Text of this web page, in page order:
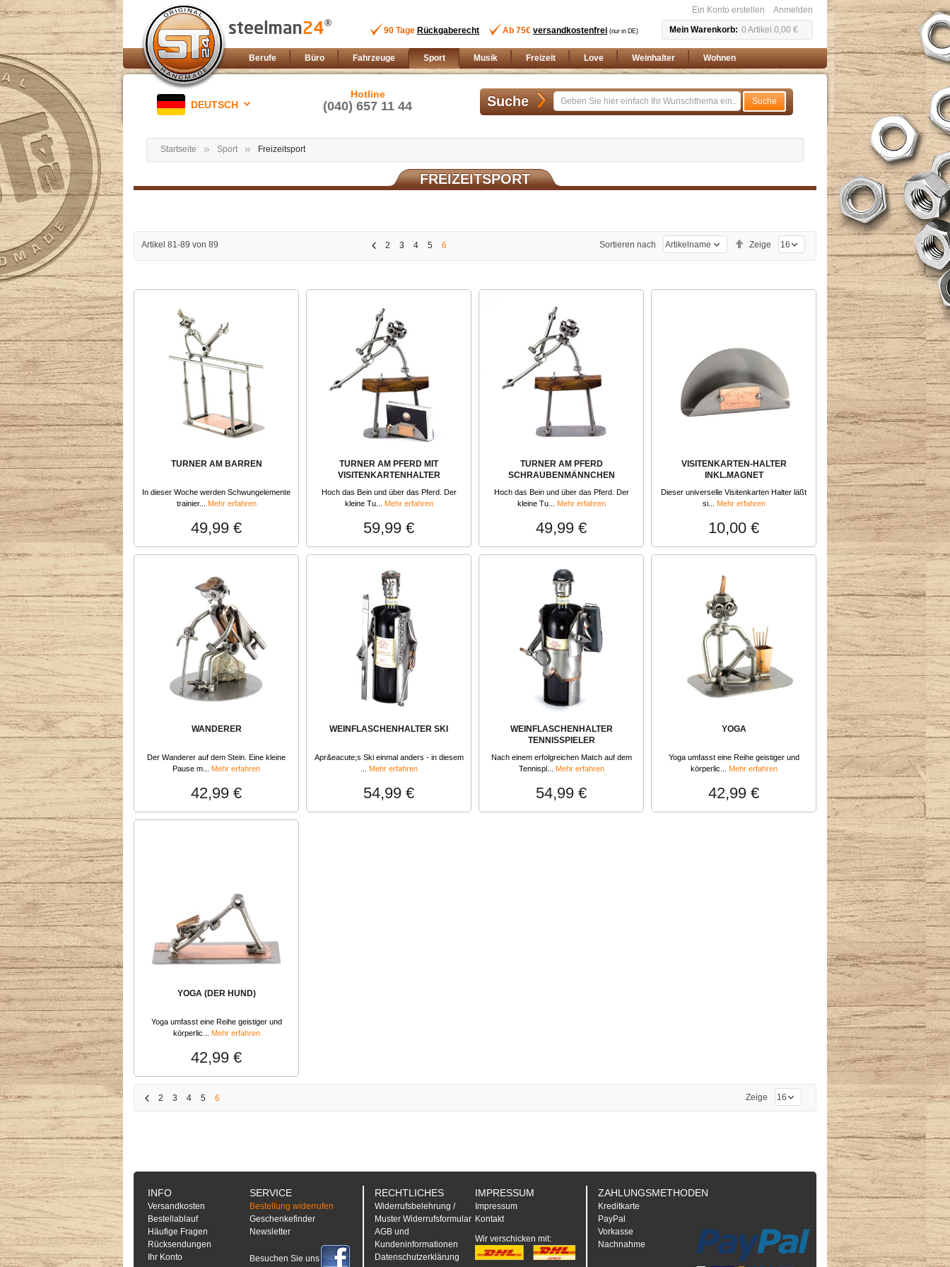
90 Tage Rückgaberecht Ab 75€ versandkostenfrei (nur in DE)
Anmelden
Ein Konto erstellen
Mein Warenkorb
0 Artikel 0,00 €
Berufe Büro Fahrzeuge Sport Musik Freizeit Love Weinhalter Wohnen
DEUTSCH
Hotline
(040) 657 11 44 Suche Suche
Startseite Sport Freizeitsport
FREIZEITSPORT
Artikel 81-89 von 89 2 3 4 5 6 Zeige
Sortieren nach
Absteigend
sortieren
TURNER AM BARREN
In dieser Woche werden Schwungelemente
trainier... Mehr erfahren
49,99 €
TURNER AM PFERD MIT
VISITENKARTENHALTER
Hoch das Bein und über das Pferd. Der
kleine Tu... Mehr erfahren
59,99 €
TURNER AM PFERD
SCHRAUBENMÄNNCHEN
Hoch das Bein und über das Pferd. Der
kleine Tu... Mehr erfahren
49,99 €
VISITENKARTEN-HALTER
INKL.MAGNET
Dieser universelle Visitenkarten Halter läßt
si... Mehr erfahren
10,00 €
WANDERER
Der Wanderer auf dem Stein. Eine kleine
Pause m... Mehr erfahren
42,99 €
WEINFLASCHENHALTER SKI
Apr&eacute;s Ski einmal anders - in diesem
Mehr erfahren
54,99 €
WEINFLASCHENHALTER
TENNISSPIELER
Nach einem erfolgreichen Match auf dem
Tennispl... Mehr erfahren
54,99 €
YOGA
Yoga umfasst eine Reihe geistiger und
körperlic... Mehr erfahren
42,99 €
YOGA (DER HUND)
Yoga umfasst eine Reihe geistiger und
körperlic...
Mehr erfahren
42,99 €
2 3 4 5 6 Zeige
INFO
Versandkosten
Bestellablauf
Häufige Fragen
Rücksendungen
Ihr Konto
SERVICE
Bestellung widerrufen
Geschenkefinder
Newsletter
Besuchen Sie uns
RECHTLICHES
Widerrufsbelehrung /
Muster Widerrufsformular
AGB und
Kundeninformationen
Datenschutzerklärung
IMPRESSUM
Impressum
Kontakt
Wir verschicken mit:
ZAHLUNGSMETHODEN
Kreditkarte
PayPal
Vorkasse
Nachnahme